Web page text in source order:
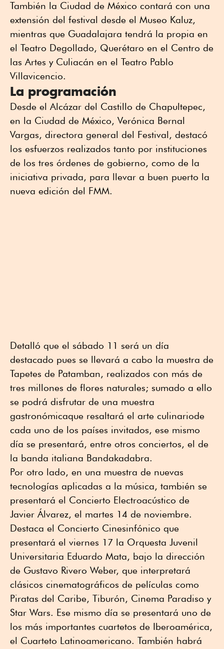
También la Ciudad de México contará con una
extensión del festival desde el Museo Kaluz,
mientras que Guadalajara tendrá la propia en
el Teatro Degollado, Querétaro en el Centro de
las Artes y Culiacán en el Teatro Pablo
Villavicencio.
La programación
Desde el Alcázar del Castillo de Chapultepec,
en la Ciudad de México, Verónica Bernal
Vargas, directora general del Festival, destacó
los esfuerzos realizados tanto por instituciones
de los tres órdenes de gobierno, como de la
iniciativa privada, para llevar a buen puerto la
nueva edición del FMM.
Detalló que el sábado 11 será un día
destacado pues se llevará a cabo la muestra de
Tapetes de Patamban, realizados con más de
tres millones de flores naturales; sumado a ello
se podrá disfrutar de una muestra
gastronómicaque resaltará el arte culinariode
cada uno de los países invitados, ese mismo
día se presentará, entre otros conciertos, el de
la banda italiana Bandakadabra.
Por otro lado, en una muestra de nuevas
tecnologías aplicadas a la música, también se
presentará el Concierto Electroacústico de
Javier Álvarez, el martes 14 de noviembre.
Destaca el Concierto Cinesinfónico que
presentará el viernes 17 la Orquesta Juvenil
Universitaria Eduardo Mata, bajo la dirección
de Gustavo Rivero Weber, que interpretará
clásicos cinematográficos de películas como
Piratas del Caribe, Tiburón, Cinema Paradiso y
Star Wars. Ese mismo día se presentará uno de
los más importantes cuartetos de Iberoamérica,
el Cuarteto Latinoamericano. También habrá